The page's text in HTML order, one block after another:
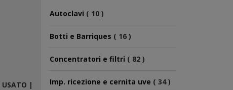
USATO |
Autoclavi ( 10 )
Botti e Barriques ( 16 )
Concentratori e filtri ( 82 )
Imp. ricezione e cernita uve ( 34 )